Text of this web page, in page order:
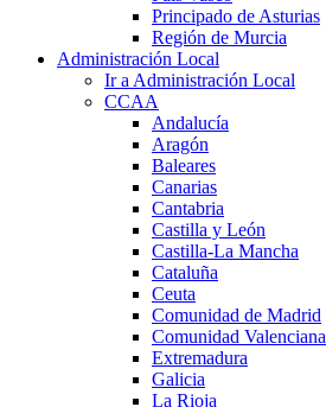
Principado de Asturias
Región de Murcia
Administración Local
Ir a Administración Local
CCAA
Andalucía
Aragón
Baleares
Canarias
Cantabria
Castilla y León
Castilla-La Mancha
Cataluña
Ceuta
Comunidad de Madrid
Comunidad Valenciana
Extremadura
Galicia
La Rioja